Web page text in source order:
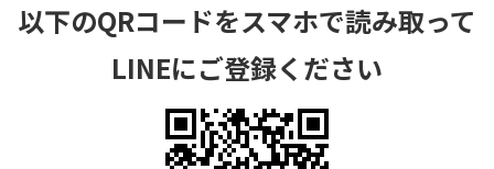
以下のQRコードをスマホで読み取って
LINEにご登録ください